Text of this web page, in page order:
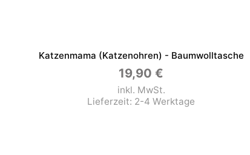
Katzenmama (Katzenohren) - Baumwolltasche
19,90 €
inkl. MwSt.
Lieferzeit: 2-4 Werktage